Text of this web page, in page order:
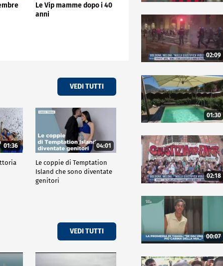
Le Vip mamme dopo i 40
anni
VEDI TUTTI
01:36 04:01
Le coppie di Temptation
Island che sono diventate
genitori
VEDI TUTTI
02:09
01:30
02:18
00:07